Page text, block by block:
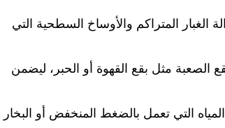
المتراكم والأوساخ السطحية التي
مثل بقع القهوة أو الحبر، ليضمن
التي تعمل بالضغط المنخفض أو البخار